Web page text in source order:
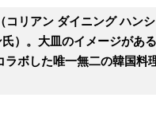
リアン ダイニング ハン
。大皿のイメージがあ
ボした唯一無二の韓国料